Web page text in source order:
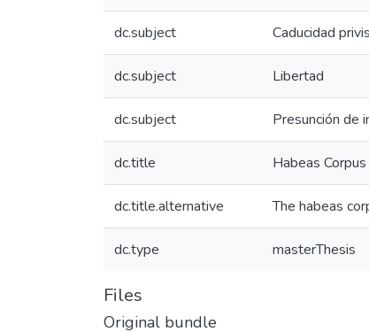
dc.subject Caducidad
dc.subject Libertad
dc.subject Presunción de
dc.title Habeas
dc.title.alternative The habeas
dc.type masterThesis
Files
Original bundle